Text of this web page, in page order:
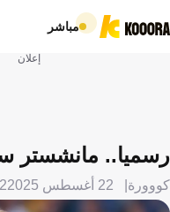
مباشر
إعلان
رسميا.. مانشستر
كووورة 22 أغسطس 2025